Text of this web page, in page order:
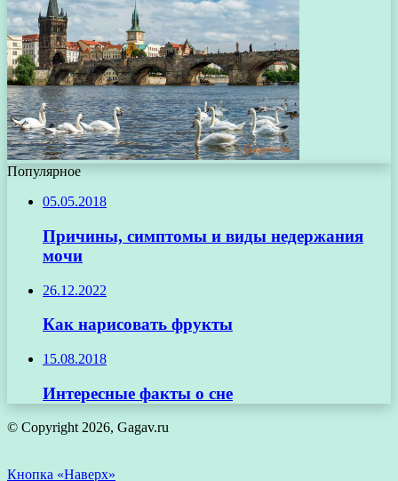
Популярное
05.05.2018
Причины, симптомы и виды недержания
мочи
26.12.2022
Как нарисовать фрукты
15.08.2018
Интересные факты о сне
© Copyright 2026, Gagav.ru
Кнопка «Наверх»